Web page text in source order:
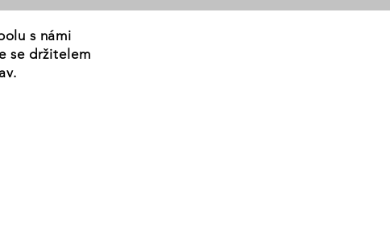
s námi
se držitelem